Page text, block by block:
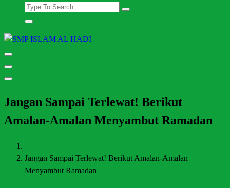
Jangan Sampai Terlewat! Berikut
Amalan-Amalan Menyambut Ramadan
Jangan Sampai Terlewat! Berikut Amalan-Amalan
Menyambut Ramadan